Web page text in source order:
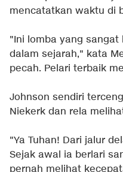
mencatatkan waktu di
"Ini lomba yang
dalam sejarah," kata
pecah. Pelari terbaik
Johnson sendiri
Niekerk dan rela
"Ya Tuhan! Dari jalur
Sejak awal ia berlari